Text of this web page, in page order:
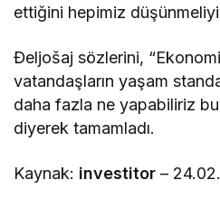
ettiğini hepimiz
Đeljošaj sözlerini,
vatandaşların yaşam
daha fazla ne yapabiliriz
diyerek tamamladı.
Kaynak: investitor –